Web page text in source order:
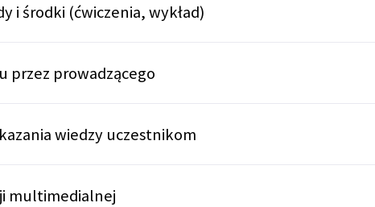
i środki (ćwiczenia, wykład)
przez prowadzącego
wiedzy uczestnikom
multimedialnej